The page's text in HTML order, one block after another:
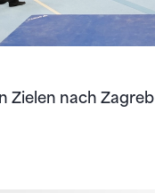
Zielen nach Zagreb